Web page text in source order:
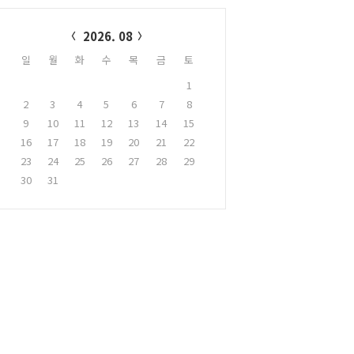
2026. 08
일 월 화 수 목 금
토
1
2
3 4 5 6 7
8
9
10 11 12 13 14
15
16
17 18 19 20 21
22
23
24 25 26 27 28
29
30
31